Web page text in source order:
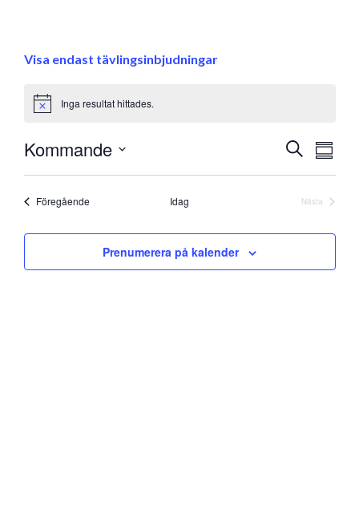
Visa endast tävlingsinbjudningar
Notice Inga resultat hittades.
Search
and
Views
Sök
Kommande
FöregåendeEvenemang Idag
Nästa
Prenumerera på kalender